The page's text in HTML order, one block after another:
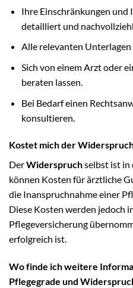
Ihre Einschränkungen
detailliert und
Alle relevanten
Sich von einem Arzt oder
beraten lassen.
Bei Bedarf einen
konsultieren.
Kostet mich der
DerWiderspruchselbst ist in
können Kosten für ärztliche
die Inanspruchnahme einer
Diese Kosten werden jedoch
Pflegeversicherung
erfolgreich ist.
Wo finde ich weitere
Pflegegrade und